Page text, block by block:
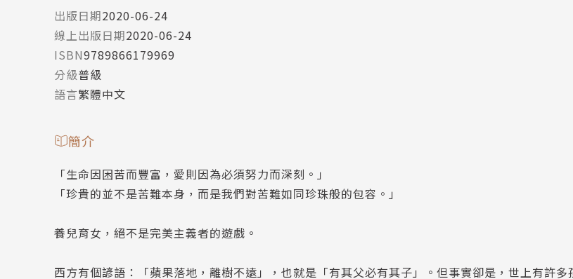
出版日期2020-06-24
線上出版日期2020-06-24
ISBN9789866179969
分級普級
語言繁體中文
簡介
「生命因困苦而豐富，愛則因為必須努力而深刻。」
「珍貴的並不是苦難本身，而是我們對苦難如同珍珠般的包容。」
養兒育女，絕不是完美主義者的遊戲。
西方有個諺語：「蘋果落地，離樹不遠」，也就是「有其父必有其子」。但事實卻是，世上有許多